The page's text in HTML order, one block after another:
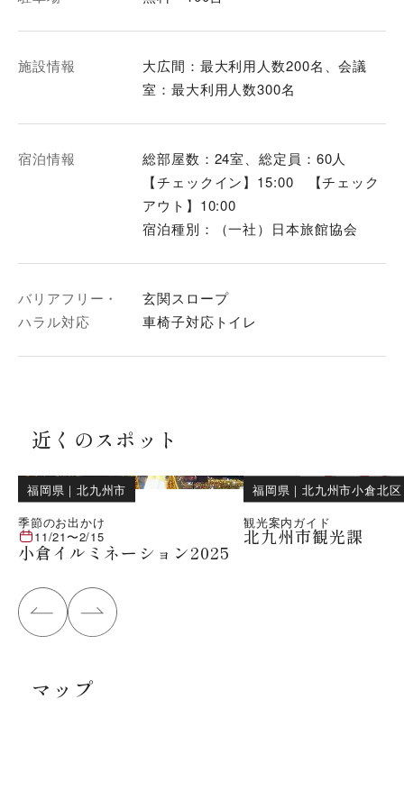
施設情報
大広間：最大利用人数200名、会議
室：最大利用人数300名
宿泊情報
総部屋数：24室、総定員：60人
【チェックイン】15:00 【チェック
アウト】10:00
宿泊種別：（一社）日本旅館協会
バリアフリー・
ハラル対応
玄関スロープ
車椅子対応トイレ
近くのスポット
福岡県 ｜北九州市
季節のお出かけ
11/21〜2/15
小倉イルミネーション2025
福岡県 ｜北九州市小倉北区
観光案内ガイド
北九州市観光課
マップ